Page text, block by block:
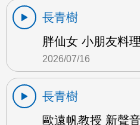
長青樹
胖仙女 小朋友料
2026/07/16
長青樹
歐遠帆教授 新聲